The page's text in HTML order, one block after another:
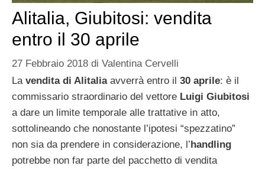
Alitalia, Giubitosi: vendita
entro il 30 aprile
27 Febbraio 2018 di Valentina Cervelli
La vendita di Alitaliaavverrà entro il 30 aprile: è il
commissario straordinario del vettore Luigi Giubitosi
a dare un limite temporale alle trattative in atto,
sottolineando che nonostante l’ipotesi “spezzatino”
non sia da prendere in considerazione, l’handling
potrebbe non far parte del pacchetto di vendita